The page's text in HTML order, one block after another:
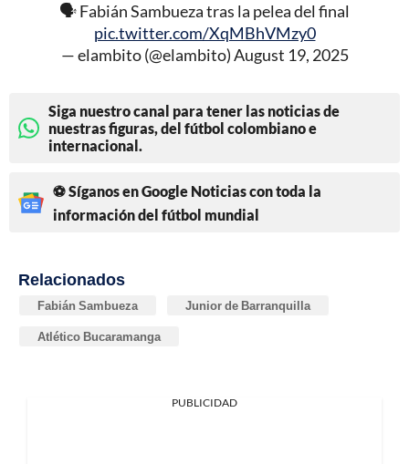
🗣️ Fabián Sambueza tras la pelea del final
pic.twitter.com/XqMBhVMzy0
— elambito (@elambito)August 19, 2025
Siga nuestro canal para tener las noticias de
nuestras figuras, del fútbol colombiano e
internacional.
⚽ Síganos en Google Noticias con toda la
información del fútbol mundial
Relacionados
Fabián Sambueza Junior de Barranquilla
Atlético Bucaramanga
PUBLICIDAD